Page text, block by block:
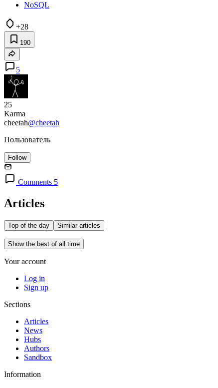
NoSQL
+28
190
5
25
Karma
cheetah@cheetah
Пользователь
Follow
Comments 5
Articles
Top of the day Similar articles
Show the best of all time
Your account
Log in
Sign up
Sections
Articles
News
Hubs
Authors
Sandbox
Information